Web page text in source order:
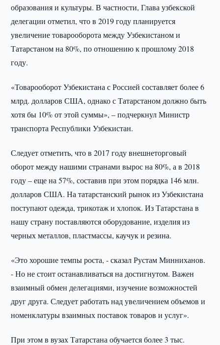
образования и культуры. В частности, Глава узбекской
делегации отметил, что в 2019 году планируется
увеличение товарооборота между Узбекистаном и
Татарстаном на 80%, по отношению к прошлому 2018
году.
«Товарооборот Узбекистана с Россией составляет более 6
млрд. долларов США, однако с Татарстаном должно быть
хотя бы 10% от этой суммы», – подчеркнул Министр
транспорта Республики Узбекистан.
Следует отметить, что в 2017 году внешнеторговый
оборот между нашими странами вырос на 80%, а в 2018
году – еще на 57%, составив при этом порядка 146 млн.
долларов США. На татарстанский рынок из Узбекистана
поступают одежда, трикотаж и хлопок. Из Татарстана в
нашу страну поставляются оборудование, изделия из
черных металлов, пластмассы, каучук и резина.
«Это хорошие темпы роста, - сказал Рустам Минниханов.
- Но не стоит останавливаться на достигнутом. Важен
взаимный обмен делегациями, изучение возможностей
друг друга. Следует работать над увеличением объемов и
номенклатуры взаимных поставок товаров и услуг».
При этом в вузах Татарстана обучается более 3 тыс.